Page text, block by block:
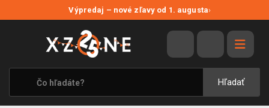
Výpredaj – nové zľavy od 1. augusta›
Hľadať
VÝPREDAJ
VIDEOHRY
XZONE ORIGINALS
TEMATIKY